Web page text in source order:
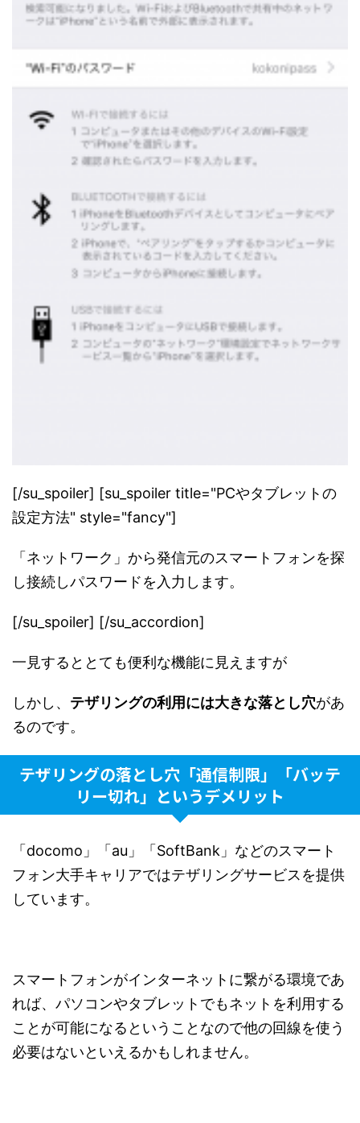
[/su_spoiler] [su_spoiler title="PCやタブレットの
設定方法" style="fancy"]
「ネットワーク」から発信元のスマートフォンを探
し接続しパスワードを入力します。
[/su_spoiler] [/su_accordion]
一見するととても便利な機能に見えますが
しかし、 テザリングの利用には大きな落とし穴があ
るのです。
テザリングの落とし穴「通信制限」「バッテ
リー切れ」というデメリット
「docomo」「au」「SoftBank」などのスマート
フォン大手キャリアではテザリングサービスを提供
しています。
スマートフォンがインターネットに繋がる環境であ
れば、パソコンやタブレットでもネットを利用する
ことが可能になるということなので他の回線を使う
必要はないといえるかもしれません。